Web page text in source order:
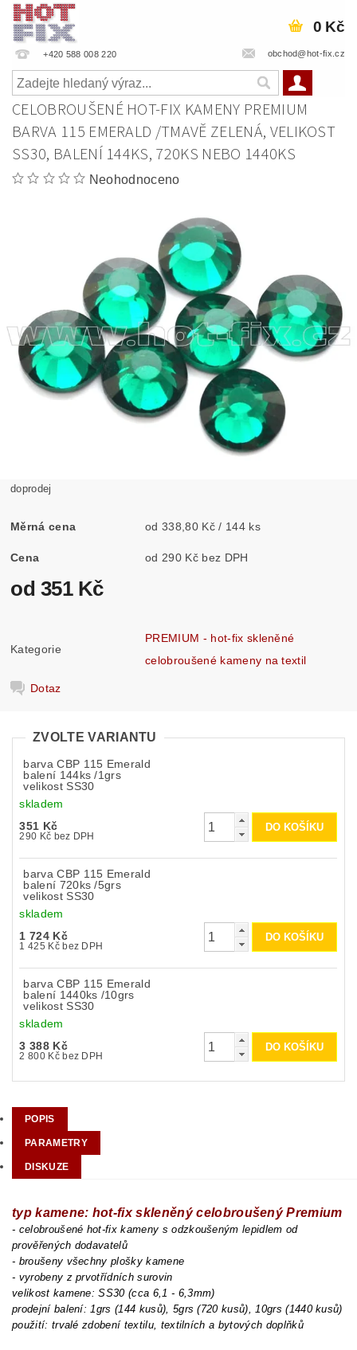
+420 588 008 220 obchod@hot-fix.cz
0 Kč
CELOBROUŠENÉ HOT-FIX KAMENY PREMIUM
BARVA 115 EMERALD /TMAVĚ ZELENÁ, VELIKOST
SS30, BALENÍ 144KS, 720KS NEBO 1440KS
Neohodnoceno
doprodej
Měrná cena od 338,80 Kč / 144 ks
Cena od 290 Kč bez DPH
od 351 Kč
Kategorie
PREMIUM - hot-fix skleněné
celobroušené kameny na textil
Dotaz
ZVOLTE VARIANTU
barva CBP 115 Emerald
balení 144ks /1grs
velikost SS30
skladem
351 Kč
290 Kč bez DPH
barva CBP 115 Emerald
balení 720ks /5grs
velikost SS30
skladem
1 724 Kč
1 425 Kč bez DPH
barva CBP 115 Emerald
balení 1440ks /10grs
velikost SS30
skladem
3 388 Kč
2 800 Kč bez DPH
POPIS
PARAMETRY
DISKUZE
typ kamene: hot-fix skleněný celobroušený Premium
- celobroušené hot-fix kameny s odzkoušeným lepidlem od
prověřených dodavatelů
- broušeny všechny plošky kamene
- vyrobeny z prvotřídních surovin
velikost kamene: SS30 (cca 6,1 - 6,3mm)
prodejní balení: 1grs (144 kusů), 5grs (720 kusů), 10grs (1440 kusů)
použití: trvalé zdobení textilu, textilních a bytových doplňků